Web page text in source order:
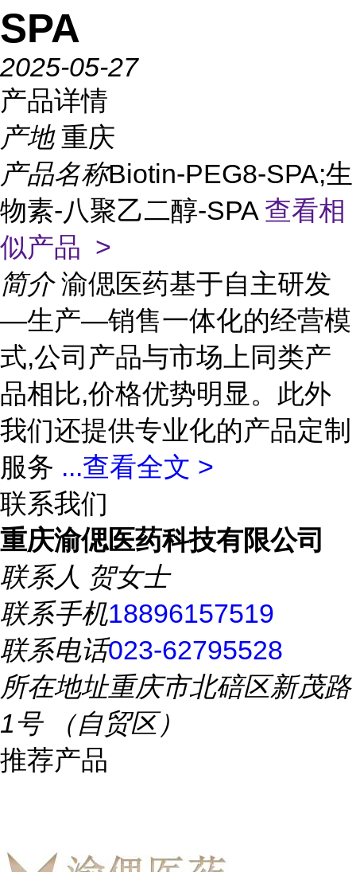
SPA
2025-05-27
产品详情
产地 重庆
产品名称Biotin-PEG8-SPA;生
物素-八聚乙二醇-SPA 查看相
似产品 >
简介 渝偲医药基于自主研发
—生产—销售一体化的经营模
式,公司产品与市场上同类产
品相比,价格优势明显。此外
我们还提供专业化的产品定制
服务 ...查看全文 >
联系我们
重庆渝偲医药科技有限公司
联系人 贺女士
联系手机18896157519
联系电话023-62795528
所在地址重庆市北碚区新茂路
1号 （自贸区）
推荐产品